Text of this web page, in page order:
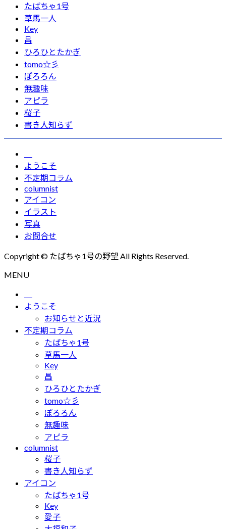
たばちゃ1号
草馬一人
Key
昌
ひろひとたかぎ
tomo☆彡
ぽろろん
無趣味
アピラ
桜子
書き人知らず
ようこそ
不定期コラム
columnist
アイコン
イラスト
写真
お問合せ
Copyright © たばちゃ1号の野望 All Rights Reserved.
MENU
ようこそ
お知らせと近況
不定期コラム
たばちゃ1号
草馬一人
Key
昌
ひろひとたかぎ
tomo☆彡
ぽろろん
無趣味
アピラ
columnist
桜子
書き人知らず
アイコン
たばちゃ1号
Key
愛子